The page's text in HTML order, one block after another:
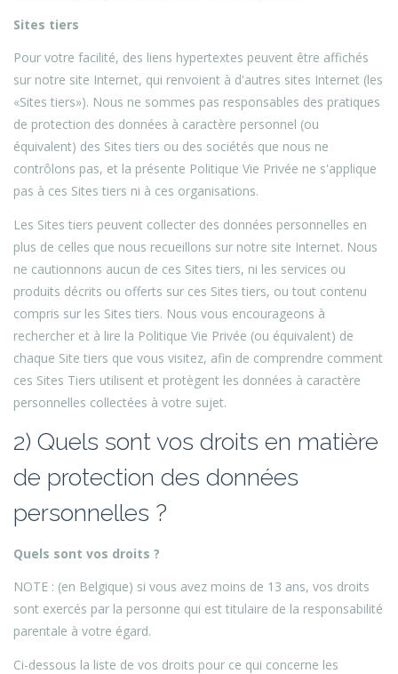
Sites tiers
Pour votre facilité, des liens hypertextes peuvent être affichés
sur notre site Internet, qui renvoient à d'autres sites Internet (les
«Sites tiers»). Nous ne sommes pas responsables des pratiques
de protection des données à caractère personnel (ou
équivalent) des Sites tiers ou des sociétés que nous ne
contrôlons pas, et la présente Politique Vie Privée ne s'applique
pas à ces Sites tiers ni à ces organisations.
Les Sites tiers peuvent collecter des données personnelles en
plus de celles que nous recueillons sur notre site Internet. Nous
ne cautionnons aucun de ces Sites tiers, ni les services ou
produits décrits ou offerts sur ces Sites tiers, ou tout contenu
compris sur les Sites tiers. Nous vous encourageons à
rechercher et à lire la Politique Vie Privée (ou équivalent) de
chaque Site tiers que vous visitez, afin de comprendre comment
ces Sites Tiers utilisent et protègent les données à caractère
personnelles collectées à votre sujet.
2) Quels sont vos droits en matière
de protection des données
personnelles ?
Quels sont vos droits ?
NOTE : (en Belgique) si vous avez moins de 13 ans, vos droits
sont exercés par la personne qui est titulaire de la responsabilité
parentale à votre égard.
Ci-dessous la liste de vos droits pour ce qui concerne les